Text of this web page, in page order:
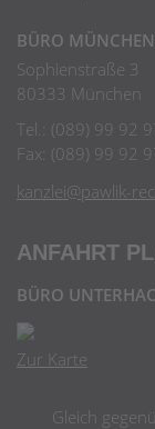
BÜRO
Sophienstraße 3
80333 München
Tel.: (089) 99 92
Fax: (089) 99 92
kanzlei@pawlik-
ANFAHRT
BÜRO
Zur Karte
Gleich